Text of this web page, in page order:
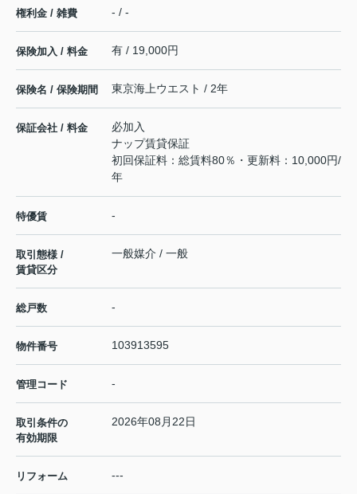
権利金 / 雑費 - / -
保険加入 / 料金 有 / 19,000円
保険名 / 保険期間 東京海上ウエスト / 2年
保証会社 / 料金
必加入
ナップ賃貸保証
初回保証料：総賃料80％・更新料：10,000円/
年
特優賃 -
取引態様 /
賃貸区分
一般媒介 / 一般
総戸数 -
物件番号 103913595
管理コード -
取引条件の
有効期限
2026年08月22日
リフォーム ---